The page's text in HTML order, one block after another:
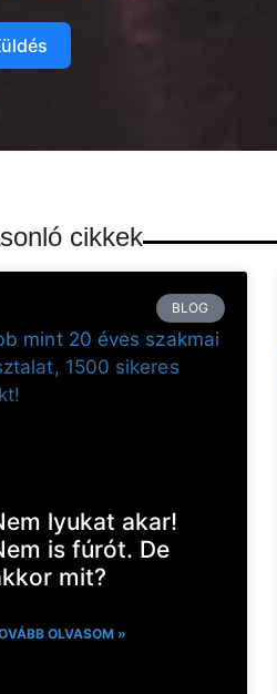
cikkek
BLOG
lyukat akar!
is fúrót. De
mit?
OLVASOM »